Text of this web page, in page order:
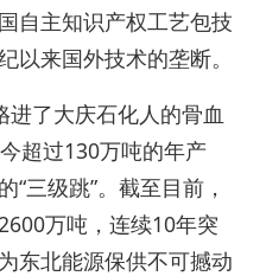
自主知识产权工艺包技
以来国外技术的垄断。
进了大庆石化人的骨血
超过130万吨的年产
三级跳”。截至目前，
万吨，连续10年突
东北能源保供不可撼动